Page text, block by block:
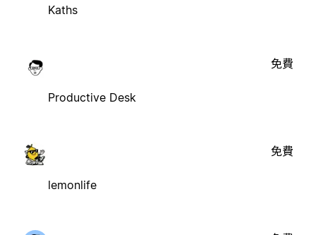
Kaths
Productive Desk
免費
lemonlife
免費